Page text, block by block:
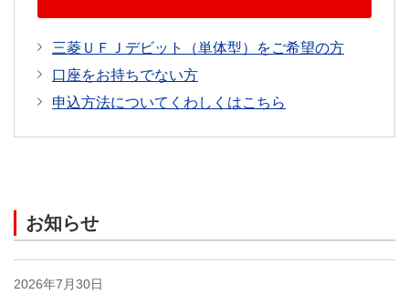
あたり）
−
不正利用補償
最大：500万円（1事
三菱ＵＦＪデビット（単体型）をご希望の方
口座をお持ちでない方
申込方法についてくわしくはこちら
お知らせ
2026年7月30日